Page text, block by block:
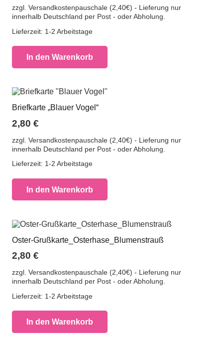
zzgl. Versandkostenpauschale (2,40€) - Lieferung nur
innerhalb Deutschland per Post - oder Abholung.
Lieferzeit: 1-2 Arbeitstage
In den Warenkorb
Briefkarte „Blauer Vogel“
2,80 €
zzgl. Versandkostenpauschale (2,40€) - Lieferung nur
innerhalb Deutschland per Post - oder Abholung.
Lieferzeit: 1-2 Arbeitstage
In den Warenkorb
Oster-Grußkarte_Osterhase_Blumenstrauß
2,80 €
zzgl. Versandkostenpauschale (2,40€) - Lieferung nur
innerhalb Deutschland per Post - oder Abholung.
Lieferzeit: 1-2 Arbeitstage
In den Warenkorb